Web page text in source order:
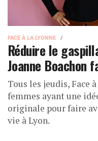
FACE À LA LYONNE
Réduire le
Joanne Boachon
Tous les jeudis, Face
femmes ayant une
originale pour faire
vie à Lyon.